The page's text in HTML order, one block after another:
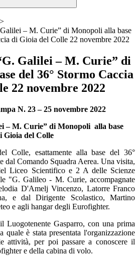
>
– M. Curie” di Monopoli alla base
di Gioia del Colle 22 novembre 2022
Galilei – M. Curie” di
del 36° Stormo Caccia
22 novembre 2022
N. 23 – 25 novembre 2022
– M. Curie” di Monopoli alla base
Gioia del Colle
Colle, esattamente alla base del 36°
dal Comando Squadra Aerea. Una visita,
Liceo Scientifico e 2 A delle Scienze
"G. Galileo - M. Curie, accompagnate
D'Amelj Vincenzo, Latorre Franco
e dal Dirigente Scolastico, Martino
e agli hangar degli Eurofighter.
Gasparro, con una prima
quale è stata presentata l'organizzazione
attività, per poi passare a conoscere il
e della cabina di volo.